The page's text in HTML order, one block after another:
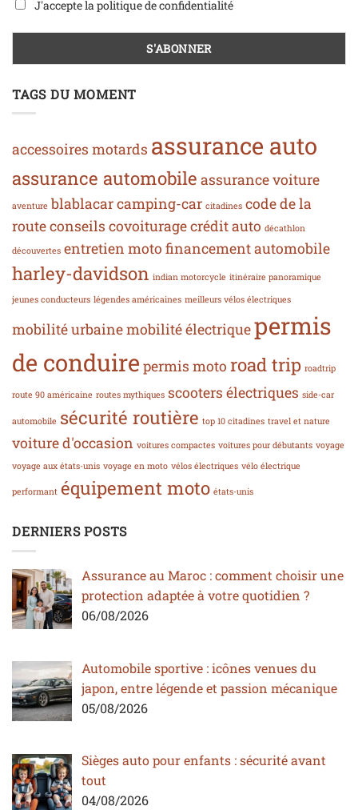
J'accepte la politique de confidentialité
TAGS DU MOMENT
accessoires motards assurance auto
assurance automobile assurance voiture
aventure blablacarcamping-car citadines code de la
routeconseils covoituragecrédit auto décathlon
découvertes entretien moto financement automobile
harley-davidson indian motorcycle itinéraire panoramique
jeunes conducteurs légendes américaines meilleurs vélos électriques
mobilité urbainemobilité électriquepermis
de conduire permis moto road trip roadtrip
route 90 américaine routes mythiques scooters électriques side-car
automobile sécurité routière top 10 citadines travel et nature
voiture d'occasion voitures compactes voitures pour débutants voyage
voyage aux états-unis voyage en moto vélos électriques vélo électrique
performant équipement moto états-unis
DERNIERS POSTS
Assurance au Maroc : comment choisir une
protection adaptée à votre quotidien ?
06/08/2026
Automobile sportive : icônes venues du
japon, entre légende et passion mécanique
05/08/2026
Sièges auto pour enfants : sécurité avant
tout
04/08/2026